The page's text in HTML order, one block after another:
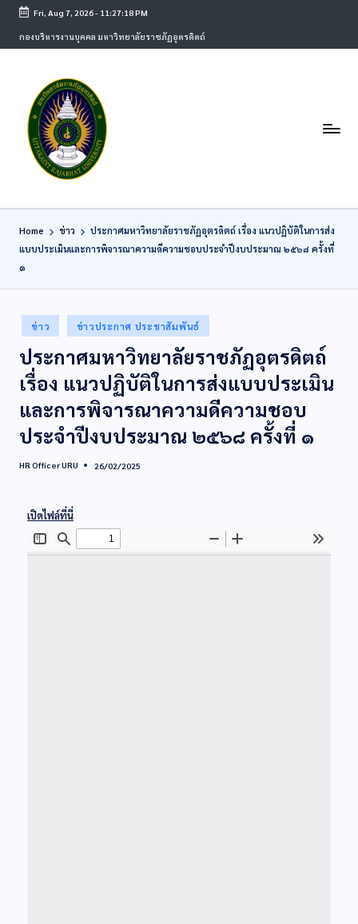
Fri, Aug 7, 2026- 11:27:18 PM
กองบริหารงานบุคคล มหาวิทยาลัยราชภัฏอุตรดิตถ์
Home ข่าว
ประกาศมหาวิทยาลัยราชภัฏอุตรดิตถ์ เรื่อง แนวปฏิบัติในการส่ง
แบบประเมินและการพิจารณาความดีความชอบประจำปีงบประมาณ ๒๕๖๘ ครั้งที่
๑
ข่าว ข่าวประกาศ ประชาสัมพันธ์
ประกาศมหาวิทยาลัยราชภัฏอุตรดิตถ์
เรื่อง แนวปฏิบัติในการส่งแบบประเมิน
และการพิจารณาความดีความชอบ
ประจำปีงบประมาณ ๒๕๖๘ ครั้งที่ ๑
HR Officer URU 26/02/2025
เปิดไฟล์ที่นี่